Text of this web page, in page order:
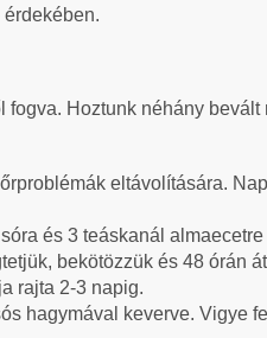
Hoztunk néhány bevált
eltávolítására.
és 3 teáskanál
bekötözzük és 48 órán
rajta 2-3 napig.
hagymával keverve. Vigye